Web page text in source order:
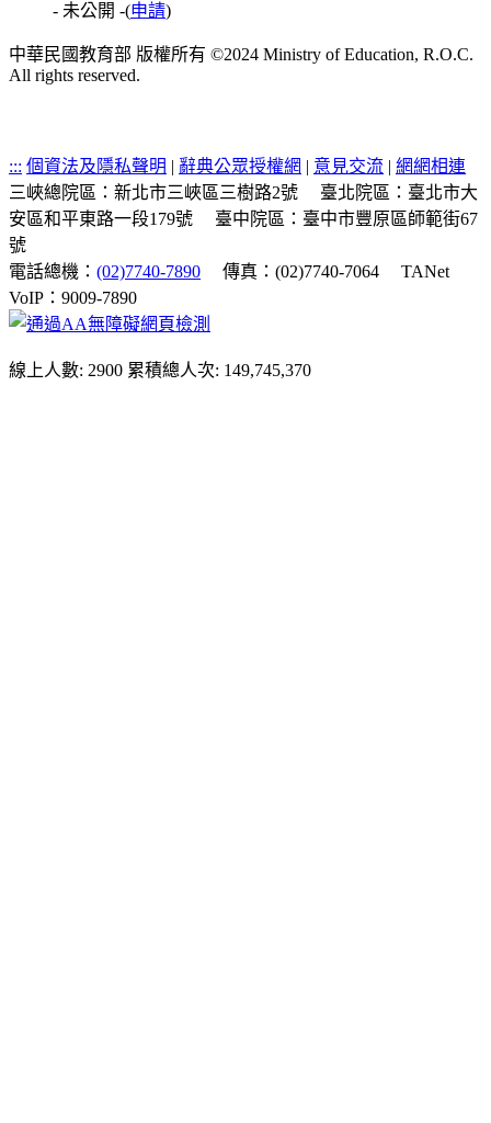
- 未公開 -(申請)
中華民國教育部 版權所有 ©2024 Ministry of Education, R.O.C.
All rights reserved.
::: 個資法及隱私聲明 | 辭典公眾授權網 | 意見交流 | 網網相連
三峽總院區：新北市三峽區三樹路2號
臺北院區：臺北市大
安區和平東路一段179號
臺中院區：臺中市豐原區師範街67
號
電話總機： (02)7740-7890 傳真：(02)7740-7064
TANet
VoIP：9009-7890
線上人數: 2900 累積總人次: 149,745,370